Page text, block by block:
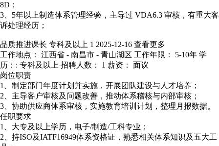
8D；
3、5年以上制造体系管理经验，主导过 VDA6.3 审核，有重大客
诉处理经历；
品质推进课长 专科及以上 1 2025-12-16 查看更多
工作地点： 江西省 - 南昌市 - 青山湖区 工作年限： 5-10年 学
历：: 专科及以上 招聘人数： 1 薪资： 面议
岗位职责
1、制定部门年度计划并实施，开展团队建设与人才培养；
2、主导客户审核及问题改善，推动体系稽核与内部审核；
3、协助供应商体系审核，实施教育培训计划，整理月报数据。
任职要求
1、大专及以上学历，电子/制造/工科专业；
2、持ISO及IATF16949体系资格证，熟悉相关体系知识及五大工